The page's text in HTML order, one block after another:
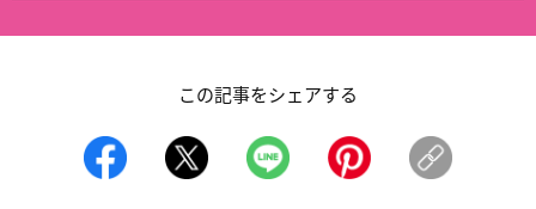
この記事をシェアする